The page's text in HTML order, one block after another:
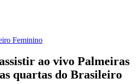
Feminino
ao vivo Palmeiras
quartas do Brasileiro